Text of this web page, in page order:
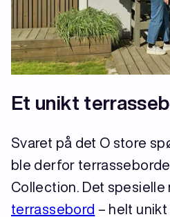
Et unikt
Svaret på det O store
ble derfor
Collection. Det spesielle
terrassebord – helt